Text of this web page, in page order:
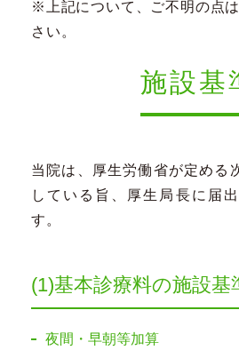
※上記について、ご不明の点
さい。
施設基
当院は、厚生労働省が定める
している旨、厚生局長に届
す。
(1)基本診療料の施設基
夜間・早朝等加算